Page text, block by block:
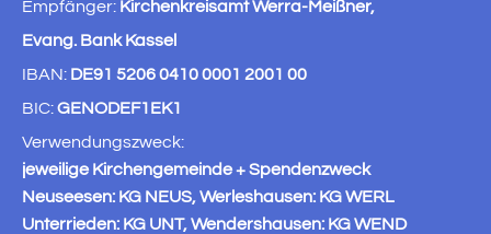
Empfänger: Kirchenkreisamt Werra-Meißner,
Evang. Bank Kassel
IBAN: DE91 5206 0410 0001 2001 00
BIC:GENODEF1EK1
Verwendungszweck:
jeweilige Kirchengemeinde + Spendenzweck
Neuseesen: KG NEUS, Werleshausen: KG WERL
Unterrieden: KG UNT, Wendershausen: KG WEND